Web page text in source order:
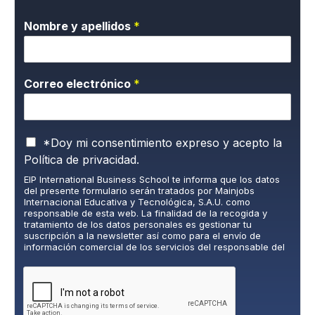
Nombre y apellidos *
Correo electrónico *
P
o
í
t
i
c
a
d
e
*Doy mi consentimiento expreso y acepto la
Política de privacidad.
EIP International Business School te informa que los datos
del presente formulario serán tratados por Mainjobs
Internacional Educativa y Tecnológica, S.A.U. como
responsable de esta web. La finalidad de la recogida y
tratamiento de los datos personales es gestionar tu
suscripción a la newsletter así como para el envío de
información comercial de los servicios del responsable del
del/a interesado/a. No se cederán datos a terceros, salvo
obligación legal. Podrás ejercer tus derechos de acceso,
rectificación, limitación y supresión de los datos en
cumplimiento@grupomainjobs.com
, así como el derecho a